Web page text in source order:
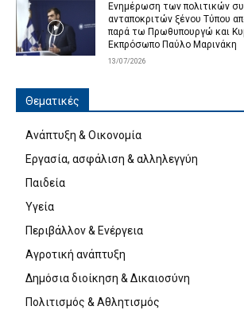
Ενημέρωση των πολιτικών
ανταποκριτών ξένου Τύπου
παρά τω Πρωθυπουργώ και
Εκπρόσωπο Παύλο Μαρινάκη
13/07/2026
Θεματικές
Ανάπτυξη & Οικονομία
Εργασία, ασφάλιση & αλληλεγγύη
Παιδεία
Υγεία
Περιβάλλον & Ενέργεια
Αγροτική ανάπτυξη
Δημόσια διοίκηση & Δικαιοσύνη
Πολιτισμός & Αθλητισμός